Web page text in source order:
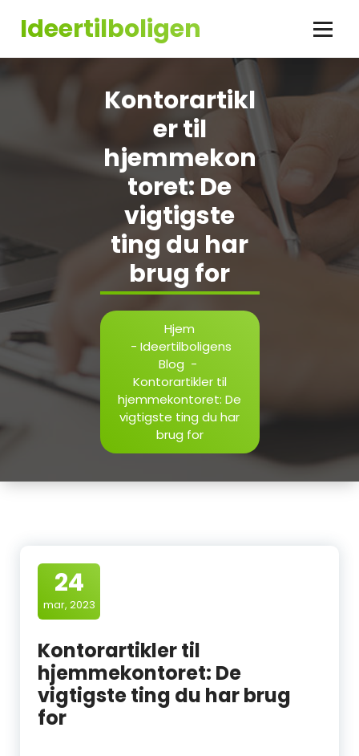
Ideertilboligen
Kontorartikl
er til
hjemmekon
toret: De
vigtigste
ting du har
brug for
Hjem
- Ideertilboligens
Blog -
Kontorartikler til
hjemmekontoret: De
vigtigste ting du har
brug for
24
mar, 2023
Kontorartikler til
hjemmekontoret: De
vigtigste ting du har brug
for